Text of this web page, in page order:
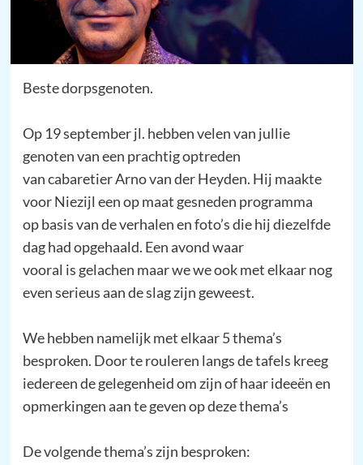
Beste dorpsgenoten.
Op 19 september jl. hebben velen van jullie
genoten van een prachtig optreden
van cabaretier Arno van der Heyden. Hij maakte
voor Niezijl een op maat gesneden programma
op basis van de verhalen en foto’s die hij diezelfde
dag had opgehaald. Een avond waar
vooral is gelachen maar we we ook met elkaar nog
even serieus aan de slag zijn geweest.
We hebben namelijk met elkaar 5 thema’s
besproken. Door te rouleren langs de tafels kreeg
iedereen de gelegenheid om zijn of haar ideeën en
opmerkingen aan te geven op deze thema’s
De volgende thema’s zijn besproken: